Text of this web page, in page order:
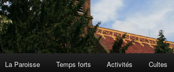
La Paroisse Temps forts Activités Cultes